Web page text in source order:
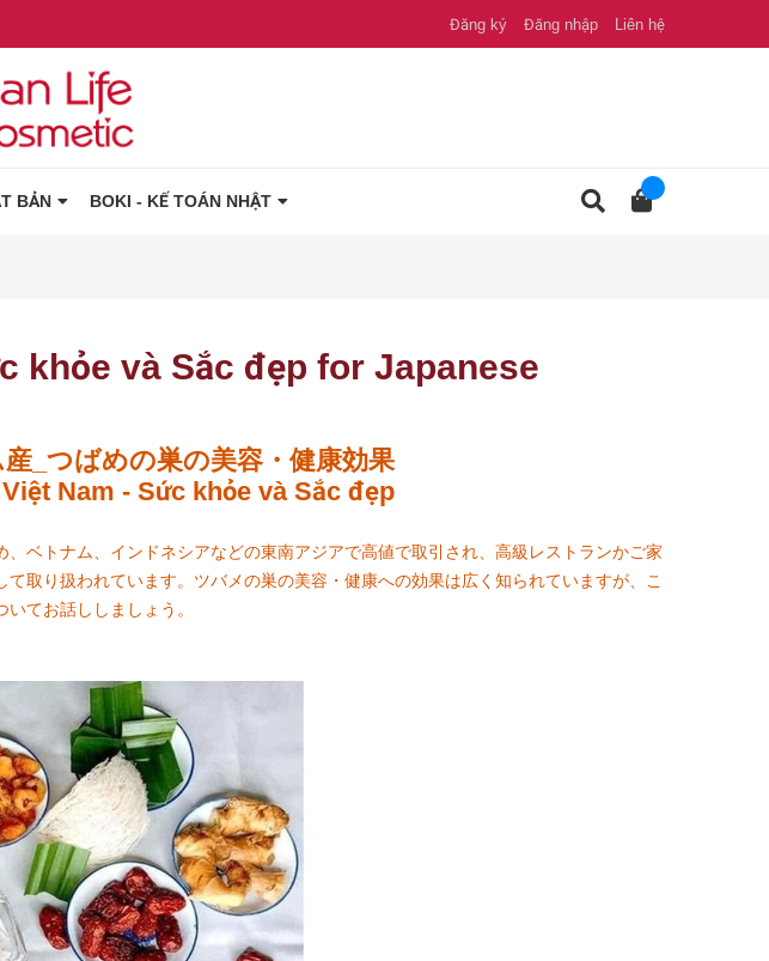
Đăng ký Đăng nhập Liên hệ
BẢN BOKI - KẾ TOÁN NHẬT
khỏe và Sắc đẹp for Japanese
_つばめの巣の美容・健康効果
Nam - Sức khỏe và Sắc đẹp
ベトナム、インドネシアなどの東南アジアで高値で取引され、高級レストランかご家
取り扱われています。ツバメの巣の美容・健康への効果は広く知られていますが、こ
てお話ししましょう。